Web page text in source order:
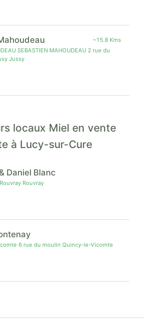
~15.8 Kms
SEBASTIEN MAHOUDEAU 2 rue du
Jussy
locaux Miel en vente
à Lucy-sur-Cure
Daniel Blanc
Rouvray
6 rue du moulin Quincy-le-Vicomte